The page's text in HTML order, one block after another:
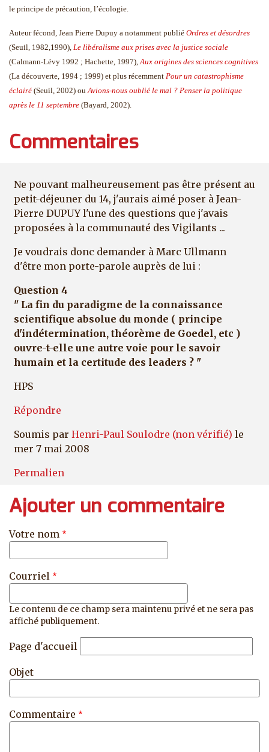
le principe de précaution, l’écologie.
Auteur fécond, Jean Pierre Dupuy a notamment publié Ordres et désordres
(Seuil, 1982,1990), Le libéralisme aux prises avec la justice sociale
(Calmann-Lévy 1992 ; Hachette, 1997),Aux origines des sciences cognitives
(La découverte, 1994 ; 1999) et plus récemment Pour un catastrophisme
éclairé (Seuil, 2002) ouAvions-nous oublié le mal ? Penser la politique
après le 11 septembre (Bayard, 2002).
Commentaires
Ne pouvant malheureusement pas être présent au
petit-déjeuner du 14, j'aurais aimé poser à Jean-
Pierre DUPUY l'une des questions que j'avais
proposées à la communauté des Vigilants ...
Je voudrais donc demander à Marc Ullmann
d'être mon porte-parole auprès de lui :
Question 4
" La fin du paradigme de la connaissance
scientifique absolue du monde ( principe
d'indétermination, théorème de Goedel, etc )
ouvre-t-elle une autre voie pour le savoir
humain et la certitude des leaders ? "
HPS
Répondre
Soumis par Henri-Paul Soulodre (non vérifié) le
mer 7 mai 2008
Permalien
Ajouter un commentaire
Votre nom
Courriel
Le contenu de ce champ sera maintenu privé et ne sera pas
affiché publiquement.
Page d'accueil
Objet
Commentaire